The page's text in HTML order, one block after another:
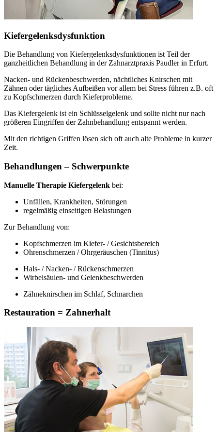
Kiefergelenksdysfunktion
Die Behandlung von Kiefergelenksdysfunktionen ist Teil der
ganzheitlichen Behandlung in der Zahnarztpraxis Paudler in Erfurt.
Nacken- und Rückenbeschwerden, nächtliches Knirschen mit
Zähnen oder tägliches Aufbeißen vor allem bei Stress führen z.B. oft
zu Kopfschmerzen durch Kieferprobleme.
Das Kiefergelenk ist ein Schlüsselgelenk und sollte nicht nur nach
größeren Eingriffen der Zahnbehandlung entspannt werden.
Mit den richtigen Griffen lösen sich oft auch alte Probleme in kurzer
Zeit.
Behandlungen – Schwerpunkte
Manuelle Therapie Kiefergelenk bei:
Unfällen, Krankheiten, Störungen
regelmäßig einseitigen Belastungen
Zur Behandlung von:
Kopfschmerzen im Kiefer- / Gesichtsbereich
Ohrenschmerzen / Ohrgeräuschen (Tinnitus)
Hals- / Nacken- / Rückenschmerzen
Wirbelsäulen- und Gelenkbeschwerden
Zähneknirschen im Schlaf, Schnarchen
Restauration = Zahnerhalt